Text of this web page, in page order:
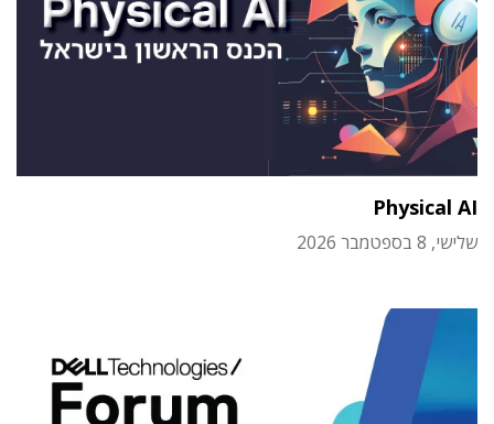
Physical AI
שלישי, 8 בספטמבר 2026